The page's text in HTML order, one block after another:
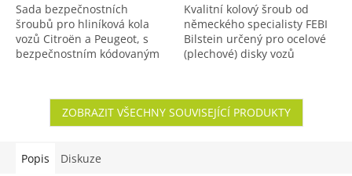
Sada bezpečnostních
šroubů pro hliníková kola
vozů Citroën a Peugeot, s
bezpečnostním kódovaným
kódováním pomocí kolíků.
Vhodné...
Kvalitní kolový šroub od
německého specialisty FEBI
Bilstein určený pro ocelové
(plechové) disky vozů
sedlem a povrchovou...
ZOBRAZIT VŠECHNY SOUVISEJÍCÍ PRODUKTY
Popis Diskuze